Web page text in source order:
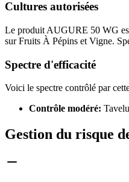
Cultures autorisées
Le produit AUGURE 50 WG
sur Fruits À Pépins et Vigne.
Spectre d'efficacité
Voici le spectre contrôlé par
Contrôle modéré:
Gestion du risque